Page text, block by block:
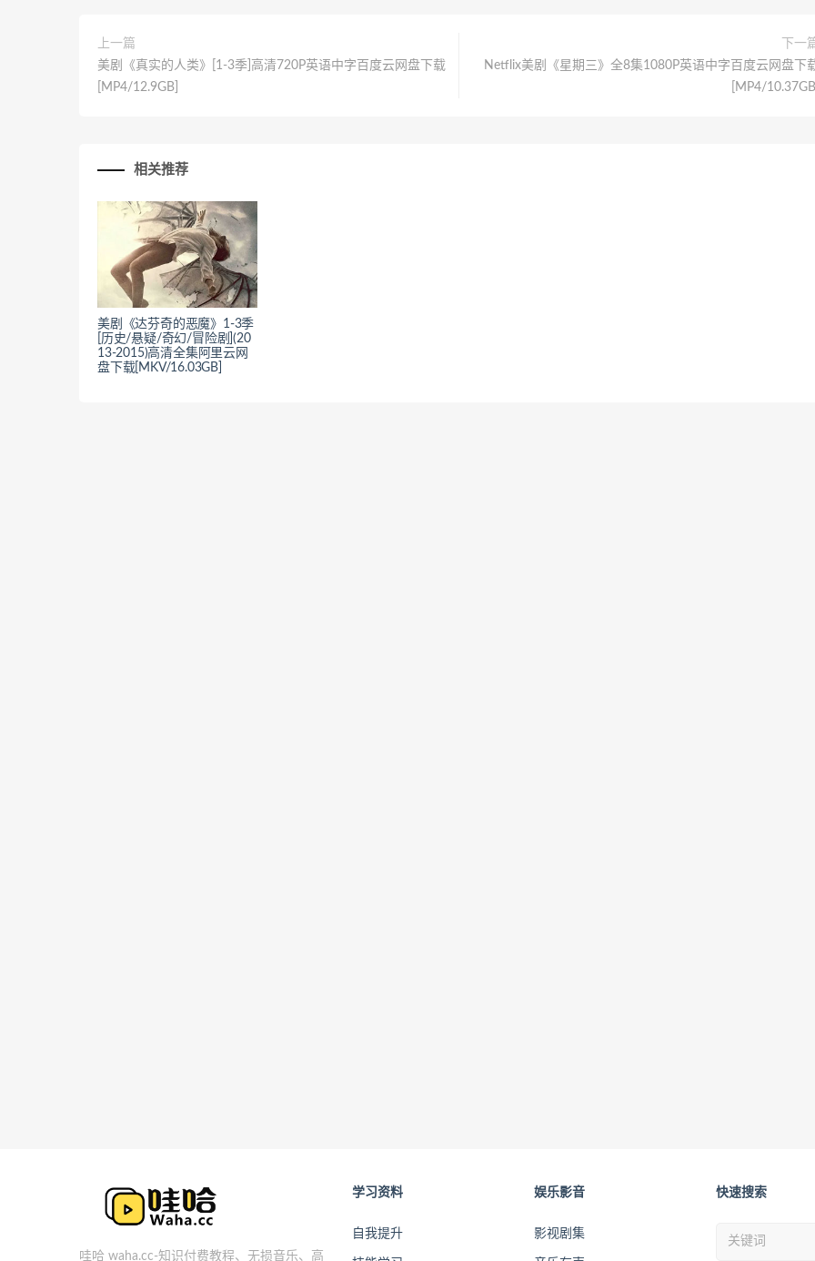
上一篇
美剧《真实的人类》[1-3季]高清720P英语中字百度云网盘下载
[MP4/12.9GB]
下一
Netflix美剧《星期三》全8集1080P英语中字百度云网盘下
[MP4/
相关推荐
美剧《达芬奇的恶魔》1-3季
[历史/悬疑/奇幻/冒险剧](20
13-2015)高清全集阿里云网
盘下载[MKV/16.03GB]
哇哈 waha.cc-知识付费教程、无损音乐、高
学习资料
自我提升
娱乐影音
影视剧集
快速搜索